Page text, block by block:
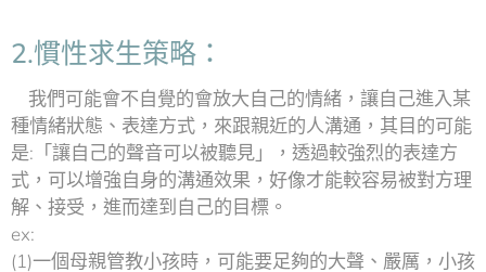
2.慣性求生策略：
我們可能會不自覺的會放大自己的情緒，讓自己進入某
種情緒狀態、表達方式，來跟親近的人溝通，其目的可能
是:「讓自己的聲音可以被聽見」，透過較強烈的表達方
式，可以增強自身的溝通效果，好像才能較容易被對方理
解、接受，進而達到自己的目標。
ex:
(1)一個母親管教小孩時，可能要足夠的大聲、嚴厲，小孩